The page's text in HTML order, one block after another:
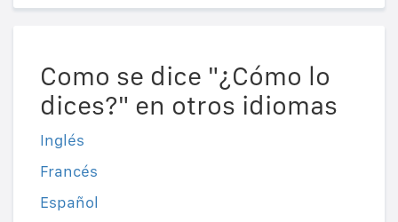
Como se dice "¿Cómo lo
dices?" en otros idiomas
Inglés
Francés
Español